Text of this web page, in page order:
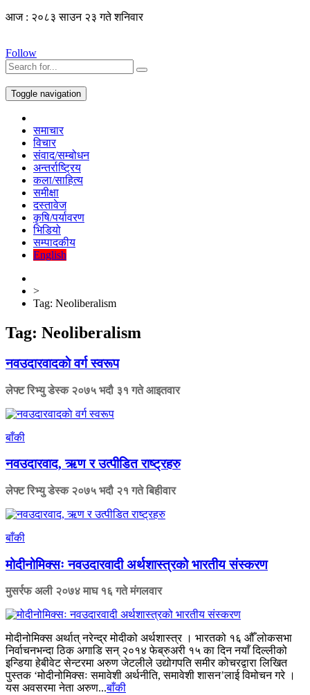
आज : २०८३ साउन २३ गते शनिवार
Follow
Toggle navigation
समाचार
विचार
संवाद/सम्बोधन
अन्तर्राष्ट्रिय
कला/साहित्य
समीक्षा
दस्तावेज
कृषि/पर्यावरण
भिडियो
सम्पादकीय
English
>
Tag: Neoliberalism
Tag: Neoliberalism
नवउदारवादकाे वर्ग स्वरूप
लेफ्ट रिभ्यु डेस्क २०७५ भदौ ३१ गते आइतवार
बाँकी
नवउदारवाद, ऋण र उत्पीडित राष्ट्रहरु
लेफ्ट रिभ्यु डेस्क २०७५ भदौ २१ गते बिहीवार
बाँकी
मोदीनोमिक्सः नवउदारवादी अर्थशास्त्रको भारतीय संस्करण
मुसर्रफ अली २०७४ माघ १६ गते मंगलवार
मोदीनोमिक्स अर्थात् नरेन्द्र मोदीको अर्थशास्त्र । भारतको १६ औँ लोकसभा
निर्वाचनभन्दा ठिक अगाडि सन् २०१४ फेब्रुअरी १५ का दिन नयाँ दिल्लीको
इन्डिया हेबीवेट सेन्टरमा अरुण जेटलीले उद्योगपति समीर कोचरद्वारा लिखित
पुस्तक ‘मोदीनोमिक्सः समावेशी अर्थनीति, समावेशी शासन’लाई विमोचन गरे ।
यस अवसरमा नेता अरुण...बाँकी